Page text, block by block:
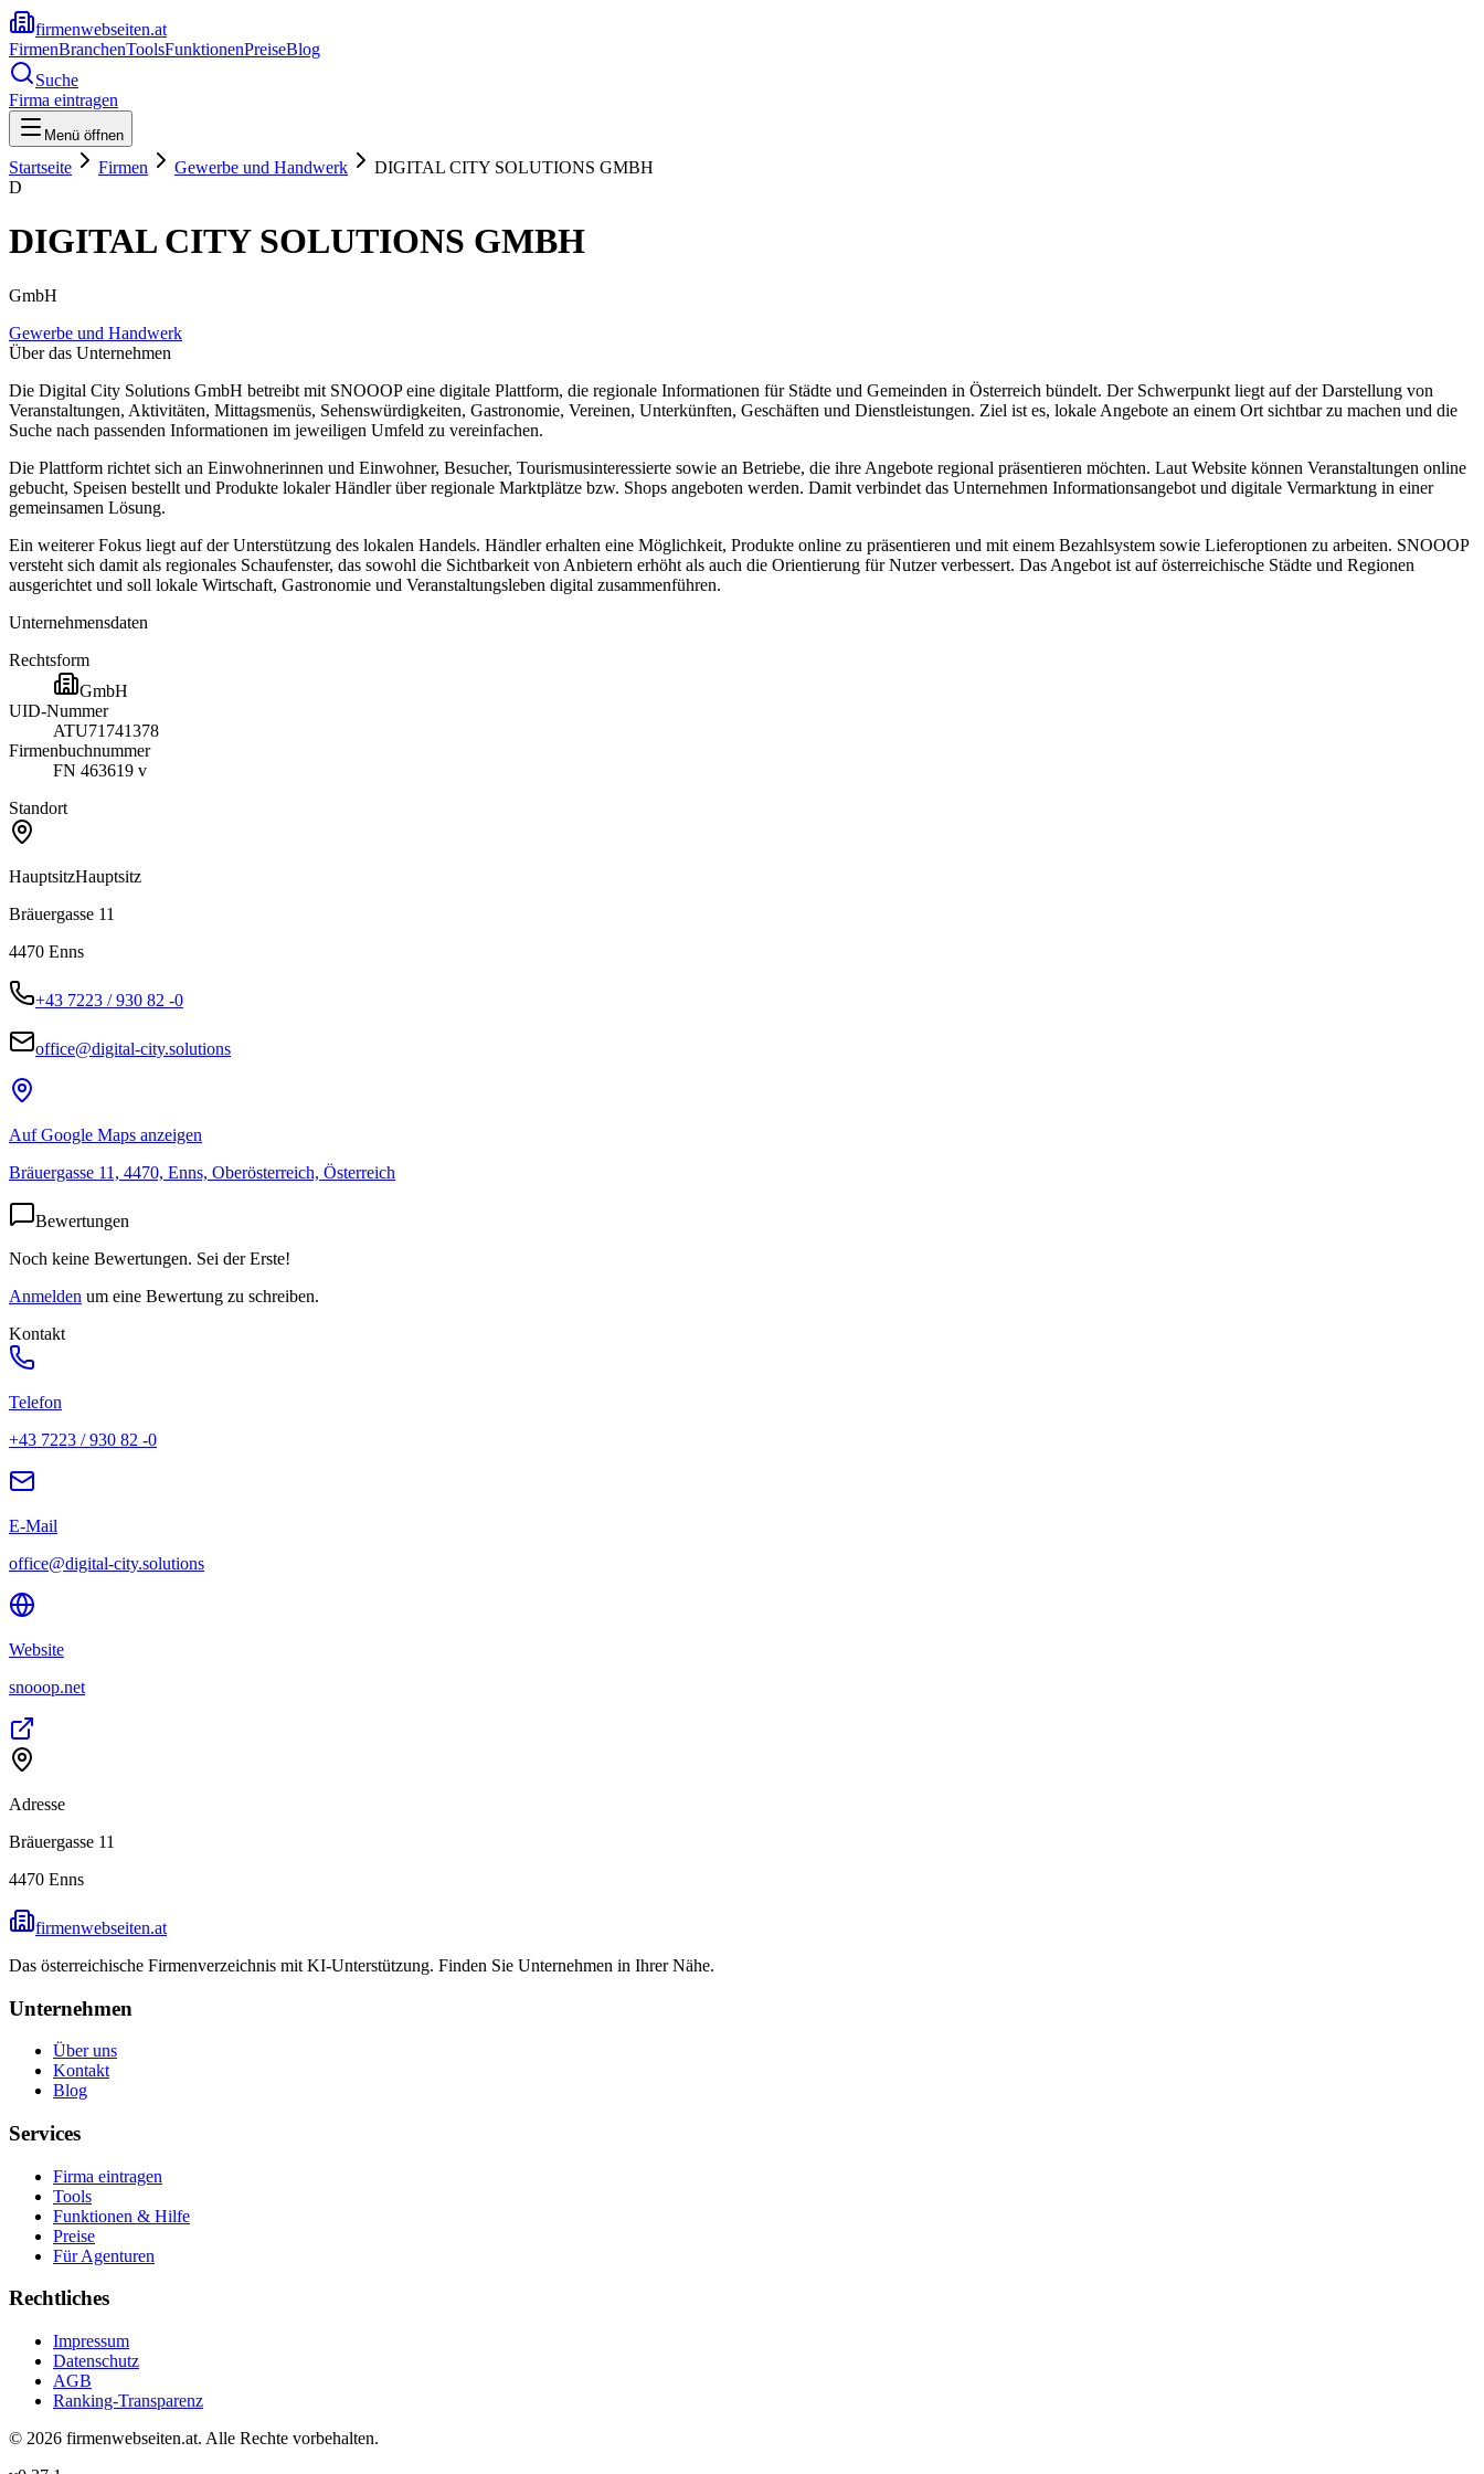
firmenwebseiten.at
FirmenBranchenToolsFunktionenPreiseBlog
Suche
Firma eintragen
Menü öffnen
Startseite Firmen Gewerbe und Handwerk
DIGITAL CITY SOLUTIONS GMBH
D
DIGITAL CITY SOLUTIONS GMBH
GmbH
Gewerbe und Handwerk
Über das Unternehmen
Die Digital City Solutions GmbH betreibt mit SNOOOP eine digitale Plattform, die regionale Informationen für Städte und Gemeinden in Österreich bündelt. Der Schwerpunkt liegt auf der Darstellung von
Veranstaltungen, Aktivitäten, Mittagsmenüs, Sehenswürdigkeiten, Gastronomie, Vereinen, Unterkünften, Geschäften und Dienstleistungen. Ziel ist es, lokale Angebote an einem Ort sichtbar zu machen und die
Suche nach passenden Informationen im jeweiligen Umfeld zu vereinfachen.
Die Plattform richtet sich an Einwohnerinnen und Einwohner, Besucher, Tourismusinteressierte sowie an Betriebe, die ihre Angebote regional präsentieren möchten. Laut Website können Veranstaltungen online
gebucht, Speisen bestellt und Produkte lokaler Händler über regionale Marktplätze bzw. Shops angeboten werden. Damit verbindet das Unternehmen Informationsangebot und digitale Vermarktung in einer
gemeinsamen Lösung.
Ein weiterer Fokus liegt auf der Unterstützung des lokalen Handels. Händler erhalten eine Möglichkeit, Produkte online zu präsentieren und mit einem Bezahlsystem sowie Lieferoptionen zu arbeiten. SNOOOP
versteht sich damit als regionales Schaufenster, das sowohl die Sichtbarkeit von Anbietern erhöht als auch die Orientierung für Nutzer verbessert. Das Angebot ist auf österreichische Städte und Regionen
ausgerichtet und soll lokale Wirtschaft, Gastronomie und Veranstaltungsleben digital zusammenführen.
Unternehmensdaten
Rechtsform
GmbH
UID-Nummer
ATU71741378
Firmenbuchnummer
FN 463619 v
Standort
HauptsitzHauptsitz
Bräuergasse 11
4470 Enns
+43 7223 / 930 82 -0
office@digital-city.solutions
Auf Google Maps anzeigen
Bräuergasse 11, 4470, Enns, Oberösterreich, Österreich
Bewertungen
Noch keine Bewertungen. Sei der Erste!
Anmelden um eine Bewertung zu schreiben.
Kontakt
Telefon
+43 7223 / 930 82 -0
E-Mail
office@digital-city.solutions
Website
snooop.net
Adresse
Bräuergasse 11
4470 Enns
firmenwebseiten.at
Das österreichische Firmenverzeichnis mit KI-Unterstützung. Finden Sie Unternehmen in Ihrer Nähe.
Unternehmen
Über uns
Kontakt
Blog
Services
Firma eintragen
Tools
Funktionen & Hilfe
Preise
Für Agenturen
Rechtliches
Impressum
Datenschutz
AGB
Ranking-Transparenz
© 2026 firmenwebseiten.at. Alle Rechte vorbehalten.